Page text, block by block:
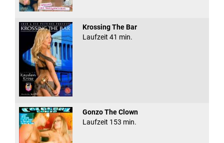
Krossing The Bar
Laufzeit 41 min.
Gonzo The Clown
Laufzeit 153 min.